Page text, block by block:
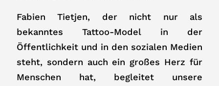
Fabien Tietjen, der nicht nur als
bekanntes Tattoo-Model in der
Öffentlichkeit und in den sozialen Medien
steht, sondern auch ein großes Herz für
Menschen hat, begleitet unsere